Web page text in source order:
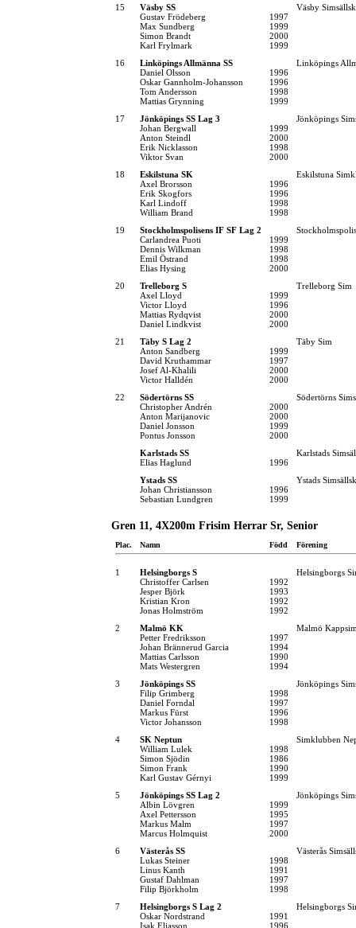
15
Väsby SS
Väsby
Gustav Frödeberg
1997
Max Sundberg
1999
Simon Brandt
2000
Karl Frylmark
1999
16
Linköpings Allmänna SS
Linköpings
Daniel Olsson
1996
Oskar Gannholm-Johansson
1996
Tom Andersson
1998
Mattias Grynning
1999
17
Jönköpings SS Lag 3
Jönköpings
Johan Bergwall
1999
Anton Steindl
2000
Erik Nicklasson
1998
Viktor Svan
2000
18
Eskilstuna SK
Eskilstuna
Axel Brorsson
1996
Erik Skogfors
1996
Karl Lindoff
1998
William Brand
1998
19
Stockholmspolisens IF SF Lag 2
Carlandrea Puoti
1999
Dennis Wilkman
1998
Emil Östrand
1998
Elias Hysing
2000
20
Trelleborg S
Trelleborg Sim
Axel Lloyd
1999
Victor Lloyd
1996
Mattias Rydqvist
2000
Daniel Lindkvist
2000
21
Täby S Lag 2
Täby Sim
Anton Sandberg
1999
David Kruthammar
1997
Josef Al-Khalili
2000
Victor Halldén
2000
22
Södertörns SS
Södertörns
Christopher Andrén
2000
Anton Marijanovic
2000
Daniel Jonsson
1999
Pontus Jonsson
2000
Karlstads SS
Karlstads
Elias Haglund
1996
Ystads SS
Ystads
Johan Christiansson
1996
Sebastian Lundgren
1999
Gren 11, 4X200m Frisim Herrar Sr, Senior
Plac. Namn Född Förening
1 Helsingborgs S
Helsingborgs
Christoffer Carlsen
1992
Jesper Björk
1993
Kristian Kron
1992
Jonas Holmström
1992
2
Malmö KK
Malmö
Petter Fredriksson
1997
Johan Brännerud Garcia
1994
Mattias Carlsson
1990
Mats Westergren
1994
3
Jönköpings SS
Jönköpings
Filip Grimberg
1998
Daniel Forndal
1997
Markus Fürst
1996
Victor Johansson
1998
4
SK Neptun
Simklubben
William Lulek
1998
Simon Sjödin
1986
Simon Frank
1990
Karl Gustav Gérnyi
1999
5
Jönköpings SS Lag 2
Jönköpings
Albin Lövgren
1999
Axel Pettersson
1995
Markus Malm
1997
Marcus Holmquist
2000
6
Västerås SS
Västerås
Lukas Steiner
1998
Linus Kanth
1991
Gustaf Dahlman
1997
Filip Björkholm
1998
7
Helsingborgs S Lag 2
Helsingborgs
Oskar Nordstrand
1991
Isak Eliasson
1996